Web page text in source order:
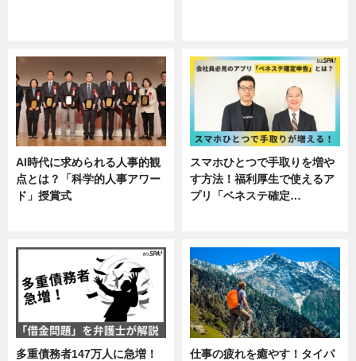
AI時代に求められる人事的観
点とは？「科学的人事アワー
ド」授賞式
スマホひとつで手取りを増や
す方法！福利厚生で使えるア
プリ「ベネステ確定…
多重債務者147万人に急増！
仕事の疲れを癒やす！タイパ